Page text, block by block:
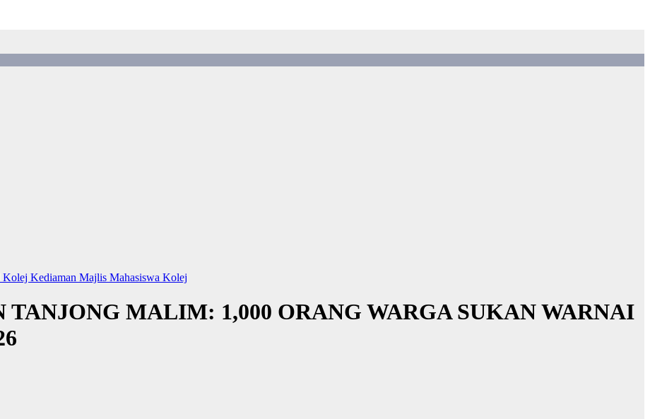
Kolej Kediaman Majlis Mahasiswa Kolej
MALIM: 1,000 ORANG WARGA SUKAN WARNAI